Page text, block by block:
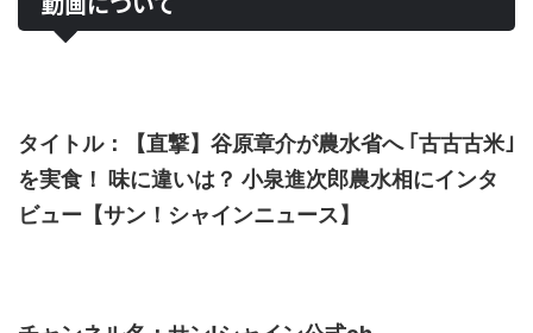
タイトル：【直撃】谷原章介が農水省へ ｢古古古米｣
を実食！ 味に違いは？ 小泉進次郎農水相にインタ
ビュー【サン！シャインニュース】